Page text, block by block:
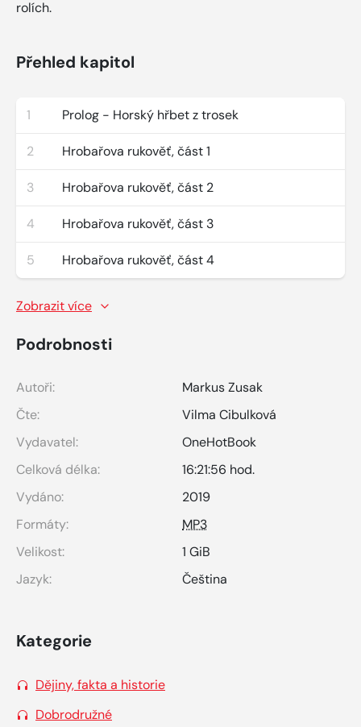
rolích.
Přehled kapitol
1 Prolog - Horský hřbet z trosek
2 Hrobařova rukověť, část 1
3 Hrobařova rukověť, část 2
4 Hrobařova rukověť, část 3
5 Hrobařova rukověť, část 4
Zobrazit více
Podrobnosti
Autoři:
Markus Zusak
Čte:
Vilma Cibulková
Vydavatel:
OneHotBook
Celková délka:
16:21:56 hod.
Vydáno:
2019
Formáty:
MP3
Velikost:
1 GiB
Jazyk:
Čeština
Kategorie
Dějiny, fakta a historie
Dobrodružné